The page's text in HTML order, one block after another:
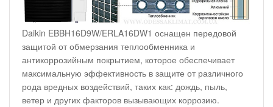
Daikin EBBH16D9W/ERLA16DW1 оснащен передовой
защитой от обмерзания теплообменника и
антикоррозийным покрытием, которое обеспечивает
максимальную эффективность в защите от различного
рода вредных воздействий, таких как: дождь, пыль,
ветер и других факторов вызывающих коррозию.